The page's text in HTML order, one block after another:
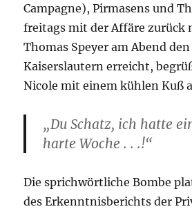
Campagne), Pirmasens und
freitags mit der Affäre zurück
Thomas Speyer am Abend
Kaiserslautern erreicht,
Nicole mit einem kühlen Kuß
„Du Schatz, ich hatte
harte Woche . . .!“
Die sprichwörtliche Bombe
des Erkenntnisberichts der